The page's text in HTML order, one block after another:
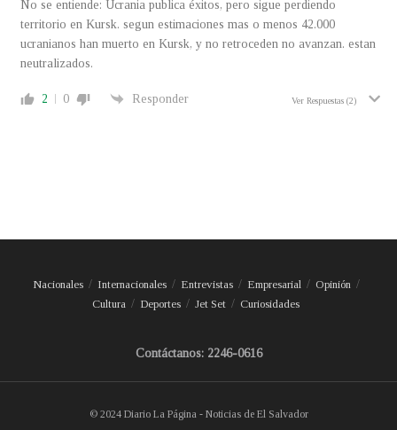
No se entiende: Ucrania publica éxitos, pero sigue perdiendo
territorio en Kursk. segun estimaciones mas o menos 42.000
ucranianos han muerto en Kursk, y no retroceden no avanzan. estan
neutralizados.
2 0 Responder Ver Respuestas (2)
Nacionales Internacionales Entrevistas Empresarial
Opinión
Cultura
Deportes Jet Set Curiosidades
Contáctanos: 2246-0616
© 2024 Diario La Página - Noticias de El Salvador